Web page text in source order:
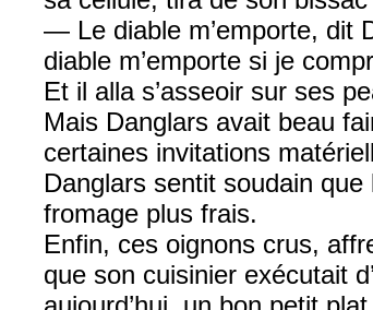
— Le diable m’emporte, dit
diable m’emporte si je
Et il alla s’asseoir sur ses
Mais Danglars avait beau
certaines invitations
Danglars sentit soudain
fromage plus frais.
Enfin, ces oignons crus,
que son cuisinier exécutait